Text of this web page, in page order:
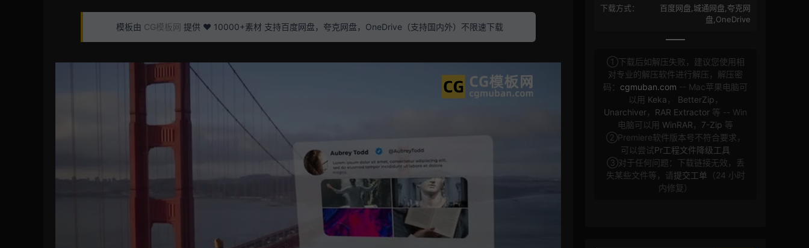
模板由 CG模板网 提供 ❤️ 10000+素材 支持百度网盘，夸克网盘，OneDrive（支持国内外）不限速下载
下载方式：
百度网盘,城通网盘,夸克网
盘,OneDrive
①下载后如解压失败，建议您使用相
对专业的解压软件进行解压，解压密
码： cgmuban.com -- Mac苹果电脑可
以用 Keka ， BetterZip ，
Unarchiver， RAR Extractor 等 -- Win
电脑可以用 WinRAR ， 7-Zip 等
②Premiere软件版本号不符合要求，
可以尝试Pr工程文件降级工具
③对于任何问题：下载链接无效，丢
失某些文件等，请提交工单 （24 小时
内修复）